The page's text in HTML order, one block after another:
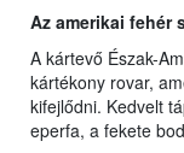
Az amerikai fehér
A kártevő Észak-
kártékony rovar,
kifejlődni. Kedvelt
eperfa, a fekete